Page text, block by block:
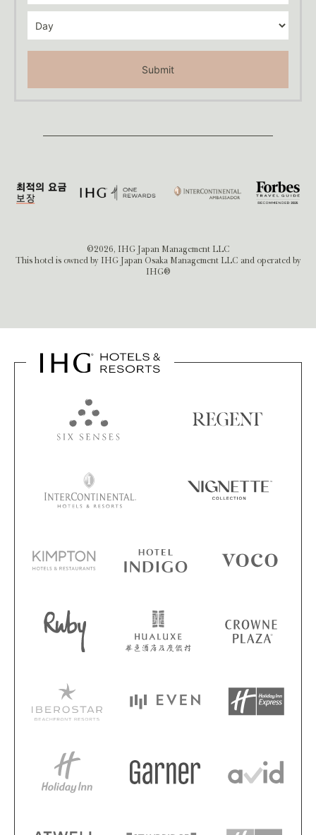
Submit
©2026, IHG Japan Management LLC
This hotel is owned by IHG Japan Osaka Management LLC and operated by
IHG®